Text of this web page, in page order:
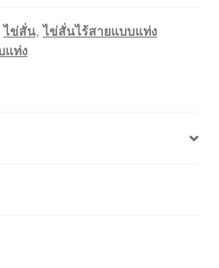
ไข่สั่น,ไข่สั่นไร้สายแบบแท่ง
แท่ง